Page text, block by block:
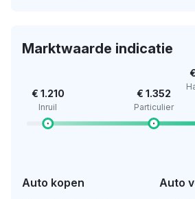
Marktwaarde indicatie
€ 1.210
Inruil
€ 1.352
Particulier
Auto kopen Auto